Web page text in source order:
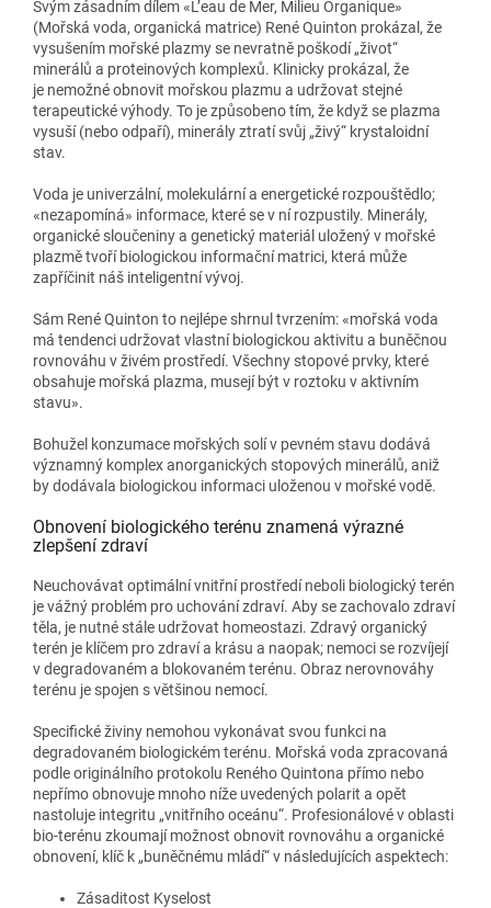
Svým zásadním dílem «L’eau de Mer, Milieu Organique»
(Mořská voda, organická matrice) René Quinton prokázal, že
vysušením mořské plazmy se nevratně poškodí „život“
minerálů a proteinových komplexů. Klinicky prokázal, že
je nemožné obnovit mořskou plazmu a udržovat stejné
terapeutické výhody. To je způsobeno tím, že když se plazma
vysuší (nebo odpaří), minerály ztratí svůj „živý“ krystaloidní
stav.
Voda je univerzální, molekulární a energetické rozpouštědlo;
«nezapomíná» informace, které se v ní rozpustily. Minerály,
organické sloučeniny a genetický materiál uložený v mořské
plazmě tvoří biologickou informační matrici, která může
zapříčinit náš inteligentní vývoj.
Sám René Quinton to nejlépe shrnul tvrzením: «mořská voda
má tendenci udržovat vlastní biologickou aktivitu a buněčnou
rovnováhu v živém prostředí. Všechny stopové prvky, které
obsahuje mořská plazma, musejí být v roztoku v aktivním
stavu».
Bohužel konzumace mořských solí v pevném stavu dodává
významný komplex anorganických stopových minerálů, aniž
by dodávala biologickou informaci uloženou v mořské vodě.
Obnovení biologického terénu znamená výrazné
zlepšení zdraví
Neuchovávat optimální vnitřní prostředí neboli biologický terén
je vážný problém pro uchování zdraví. Aby se zachovalo zdraví
těla, je nutné stále udržovat homeostazi. Zdravý organický
terén je klíčem pro zdraví a krásu a naopak; nemoci se rozvíjejí
v degradovaném a blokovaném terénu. Obraz nerovnováhy
terénu je spojen s většinou nemocí.
Specifické živiny nemohou vykonávat svou funkci na
degradovaném biologickém terénu. Mořská voda zpracovaná
podle originálního protokolu Reného Quintona přímo nebo
nepřímo obnovuje mnoho níže uvedených polarit a opět
nastoluje integritu „vnitřního oceánu“. Profesionálové v oblasti
bio-terénu zkoumají možnost obnovit rovnováhu a organické
obnovení, klíč k „buněčnému mládí“ v následujících aspektech:
Zásaditost Kyselost